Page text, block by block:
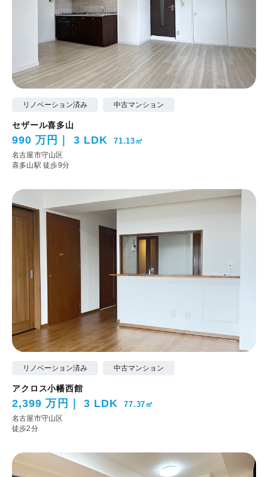
リノベーション済み 中古マンション
セザール喜多山
990 万円 3 LDK 71.13㎡
名古屋市守山区
喜多山駅 徒歩9分
リノベーション済み 中古マンション
アクロス小幡西館
2,399 万円 3 LDK 77.37㎡
名古屋市守山区
徒歩2分